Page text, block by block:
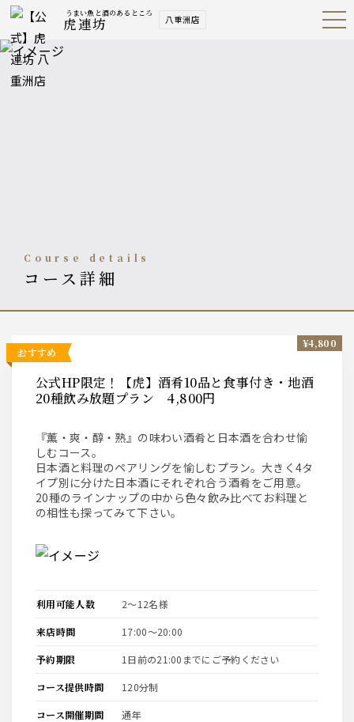
うまい魚と酒のあるところ
虎連坊 八重洲店 Open
Navig
course details
コース詳細
おすすめ
公式HP限定！【虎】酒肴10品と食事付き・地酒
20種飲み放題プラン 4,800円
『薫・爽・醇・熟』の味わい酒肴と日本酒を合わせ愉
しむコース。
日本酒と料理のペアリングを愉しむプラン。大きく4タ
イプ別に分けた日本酒にそれぞれ合う酒肴をご用意。
20種のラインナップの中から色々飲み比べてお料理と
の相性も探ってみて下さい。
¥4,800
利用可能人数 2〜12名様
来店時間 17:00〜20:00
予約期限 1日前の21:00までにご予約ください
コース提供時間 120分制
コース開催期間 通年